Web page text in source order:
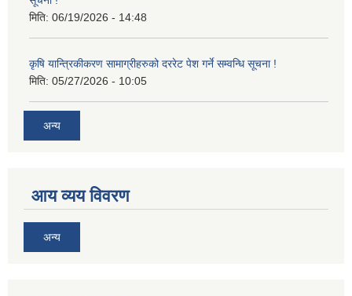
मिति: 06/19/2026 - 14:48
कृषि यान्त्रिकीकरण सामाग्रीहरुको दररेट पेश गर्ने सम्वन्धि सूचना !
मिति: 05/27/2026 - 10:05
अन्य
आय व्यय विवरण
अन्य